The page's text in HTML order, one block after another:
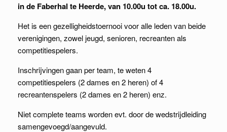
in de Faberhal te Heerde, van 10.00u tot ca. 18.00u.
Het is een gezelligheidstoernooi voor alle leden van beide
verenigingen, zowel jeugd, senioren, recreanten als
competitiespelers.
Inschrijvingen gaan per team, te weten 4
competitiespelers (2 dames en 2 heren) of 4
recreantenspelers (2 dames en 2 heren) enz.
Niet complete teams worden evt. door de wedstrijdleiding
samengevoegd/aangevuld.